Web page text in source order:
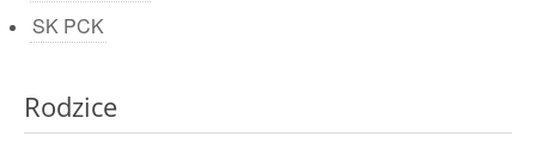
SK PCK
Rodzice